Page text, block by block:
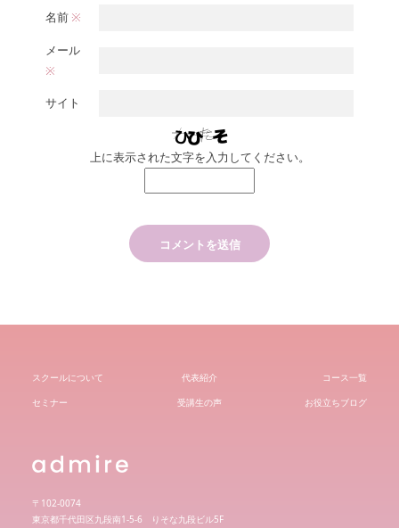
名前 ※
メール
※
サイト
上に表示された文字を入力してください。
スクールについて 代表紹介
コース一覧
セミナー
受講生の声 お役立ちブログ
〒102-0074
東京都千代田区九段南1-5-6 りそな九段ビル5F